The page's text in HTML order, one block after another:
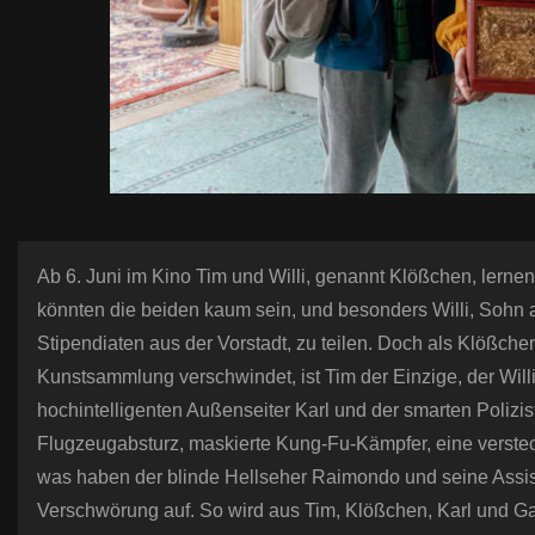
Ab 6. Juni im Kino Tim und Willi, genannt Klößchen,
könnten die beiden kaum sein, und besonders Willi,
Stipendiaten aus der Vorstadt, zu teilen. Doch als
Kunstsammlung verschwindet, ist Tim der Einzige, der
hochintelligenten Außenseiter Karl und der smarten
Flugzeugabsturz, maskierte Kung-Fu-Kämpfer, eine
was haben der blinde Hellseher Raimondo und seine
Verschwörung auf. So wird aus Tim, Klößchen, Karl und